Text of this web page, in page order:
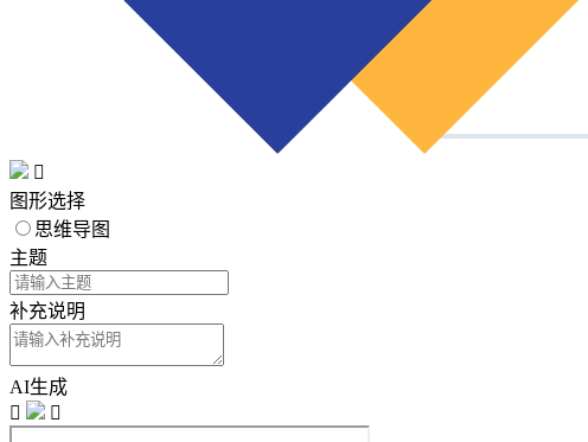

图形选择
思维导图
主题
补充说明
AI生成

